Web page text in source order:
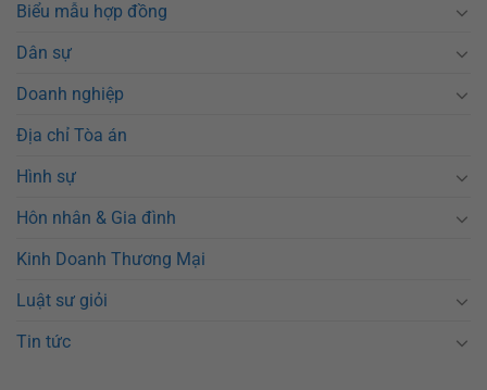
Biểu mẫu hợp đồng
Dân sự
Doanh nghiệp
Địa chỉ Tòa án
Hình sự
Hôn nhân & Gia đình
Kinh Doanh Thương Mại
Luật sư giỏi
Tin tức